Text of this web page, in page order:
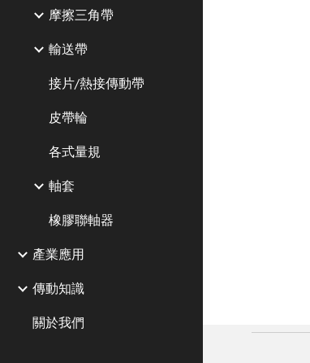
摩擦三角帶
輸送帶
接片/熱接傳動帶
皮帶輪
各式量規
軸套
橡膠聯軸器
產業應用
傳動知識
關於我們